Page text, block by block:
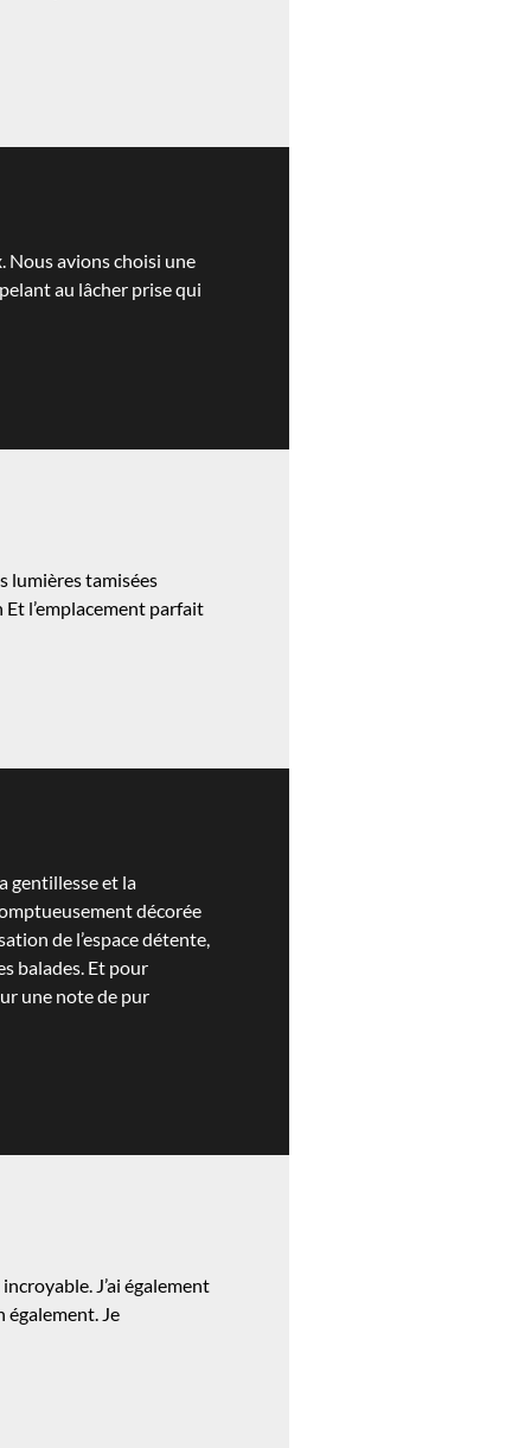
Nous avions choisi une
au lâcher prise qui
lumières tamisées
l’emplacement parfait
gentillesse et la
décorée
de l’espace détente,
balades. Et pour
une note de pur
J’ai également
également. Je